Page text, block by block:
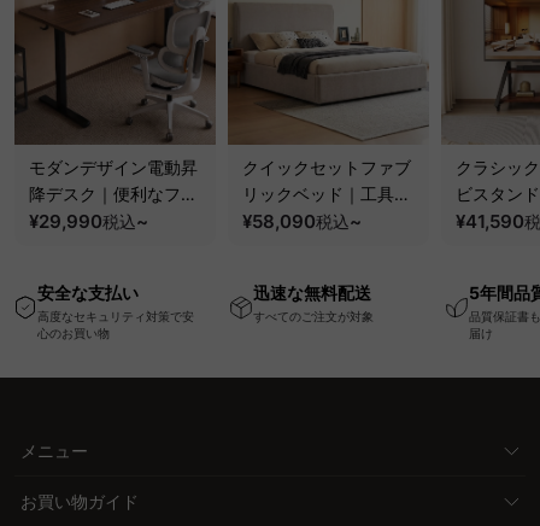
モダンデザイン電動昇
降デスク｜便利なフッ
ク・コンセント・
ー機能搭載ワークデス
ク
¥29,990税込~
クイックセットファブ
リックベッド｜工具不
要で組み立てられるク
¥58,090税込~
クラシッ
ビスタン
100kgの
¥41,590
安全な支払い
高度なセキュリティ対策で安
心のお買い物
迅速な無料配送
すべてのご注文が対象
5年間品
品質保証書
届け
メニュー
お買い物ガイド